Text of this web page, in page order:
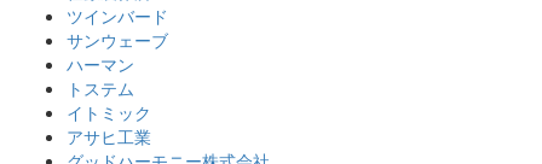
ツインバード
サンウェーブ
ハーマン
トステム
イトミック
アサヒ工業